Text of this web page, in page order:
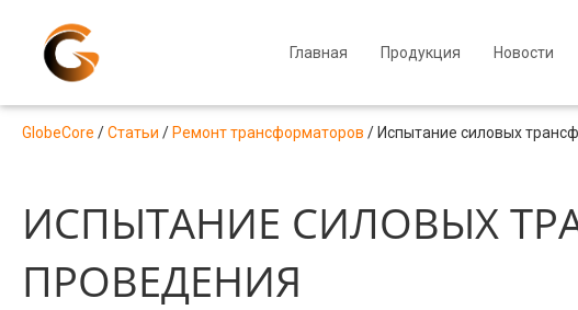
Главная Продукция Новости
GlobeCore /Статьи / Ремонт трансформаторов / Испытание силовых
ИСПЫТАНИЕ СИЛОВЫХ
ПРОВЕДЕНИЯ